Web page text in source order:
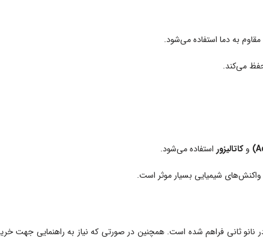
به دما استفاده می‌شود.
حفظ می‌کند.
وکاتالیزور استفاده می‌شود.
واکنش‌های شیمیایی بسیار موثر است.
نانو ثانی فراهم شده است.همچنین در صورتی که نیاز به راهنمایی جهت